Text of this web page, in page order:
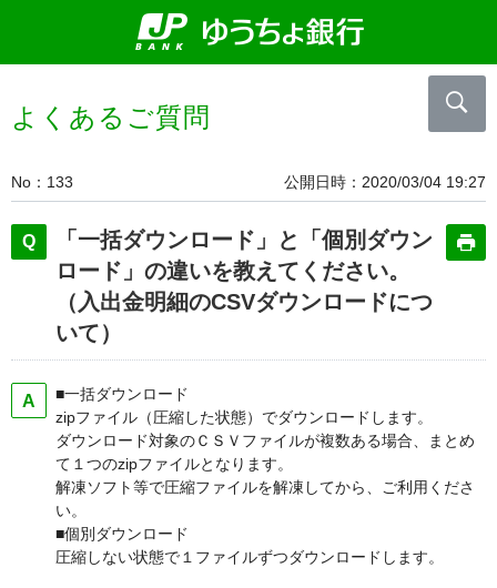
よくあるご質問
No 133 公開日時 2020/03/04 19:27
「一括ダウンロード」と「個別ダウン
ロード」の違いを教えてください。
（入出金明細のCSVダウンロードにつ
いて）
■一括ダウンロード
zipファイル（圧縮した状態）でダウンロードします。
ダウンロード対象のＣＳＶファイルが複数ある場合、まとめ
て１つのzipファイルとなります。
解凍ソフト等で圧縮ファイルを解凍してから、ご利用くださ
い。
■個別ダウンロード
圧縮しない状態で１ファイルずつダウンロードします。